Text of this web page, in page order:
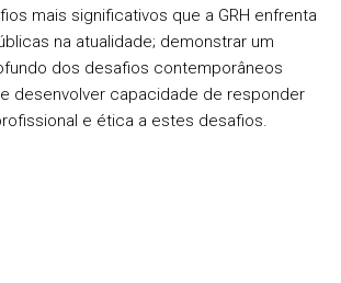
mais significativos que a GRH enfrenta
na atualidade; demonstrar um
dos desafios contemporâneos
desenvolver capacidade de responder
e ética a estes desafios.